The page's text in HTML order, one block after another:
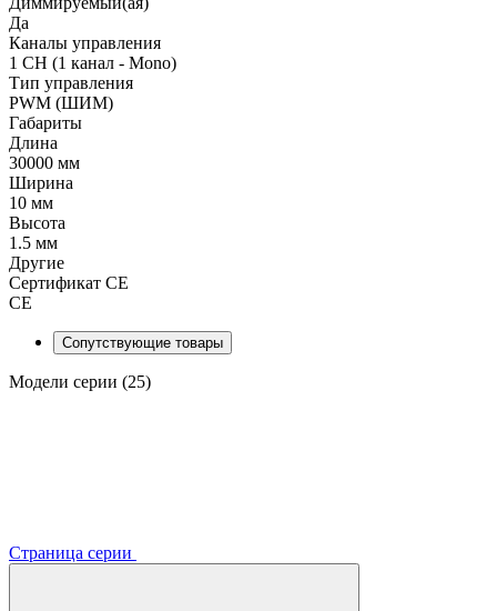
Да
Каналы управления
1 CH (1 канал - Mono)
Тип управления
PWM (ШИМ)
Габариты
Длина
30000 мм
Ширина
10 мм
Высота
1.5 мм
Другие
Сертификат CE
CE
Сопутствующие товары
Модели серии (25)
Страница серии